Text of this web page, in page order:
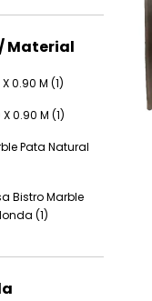
Material
X 0.90 M (1)
X 0.90 M (1)
Pata Natural
Bistro Marble
(1)